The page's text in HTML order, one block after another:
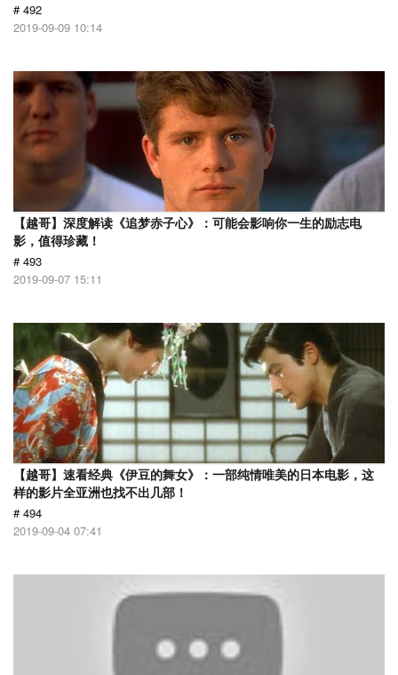
# 492
2019-09-09 10:14
【越哥】深度解读《追梦赤子心》：可能会影响你一生的励志电
影，值得珍藏！
# 493
2019-09-07 15:11
【越哥】速看经典《伊豆的舞女》：一部纯情唯美的日本电影，这
样的影片全亚洲也找不出几部！
# 494
2019-09-04 07:41